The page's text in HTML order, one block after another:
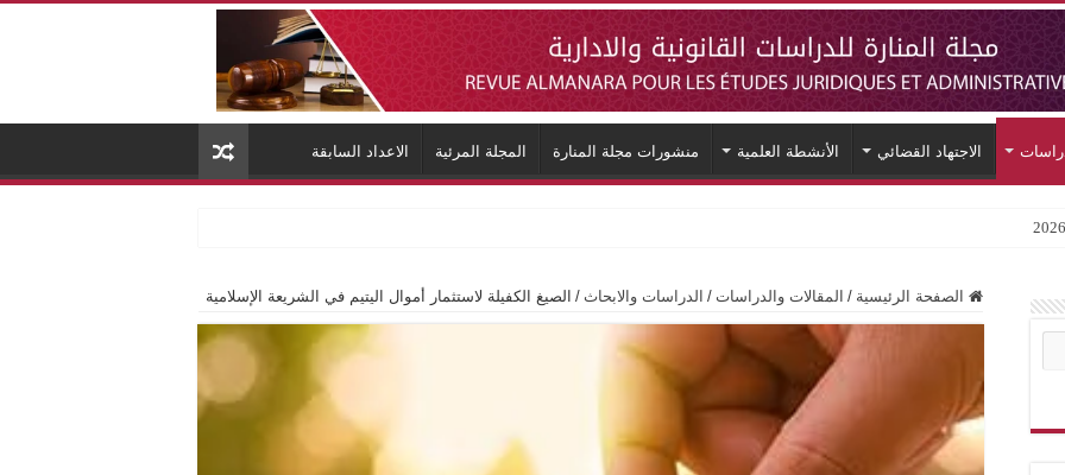
الاجتهاد القضائي الأنشطة العلمية منشورات مجلة المنارة المجلة المرئية الاعداد السابقة
الصفحة الرئيسية / المقالات والدراسات / الدراسات والابحاث / الصيغ الكفيلة لاستثمار أموال اليتيم في الشريعة الإسلامية